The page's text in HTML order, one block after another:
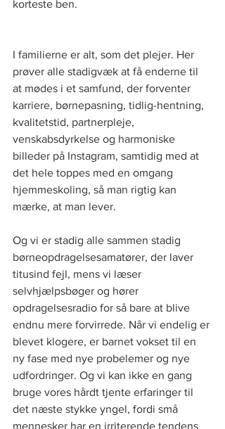
korteste ben.
I familierne er alt, som det plejer. Her
prøver alle stadigvæk at få enderne til
at mødes i et samfund, der forventer
karriere, børnepasning, tidlig-hentning,
kvalitetstid, partnerpleje,
venskabsdyrkelse og harmoniske
billeder på Instagram, samtidig med at
det hele toppes med en omgang
hjemmeskoling, så man rigtig kan
mærke, at man lever.
Og vi er stadig alle sammen stadig
børneopdragelsesamatører, der laver
titusind fejl, mens vi læser
selvhjælpsbøger og hører
opdragelsesradio for så bare at blive
endnu mere forvirrede. Når vi endelig er
blevet klogere, er barnet vokset til en
ny fase med nye probelemer og nye
udfordringer. Og vi kan ikke en gang
bruge vores hårdt tjente erfaringer til
det næste stykke yngel, fordi små
mennesker har en irriterende tendens